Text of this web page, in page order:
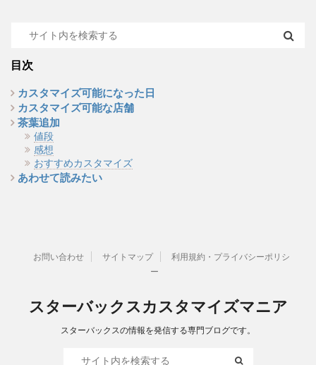
目次
カスタマイズ可能になった日
カスタマイズ可能な店舗
茶葉追加
値段
感想
おすすめカスタマイズ
あわせて読みたい
お問い合わせ サイトマップ
利用規約・プライバシーポリシ
ー
スターバックスカスタマイズマニア
スターバックスの情報を発信する専門ブログです。